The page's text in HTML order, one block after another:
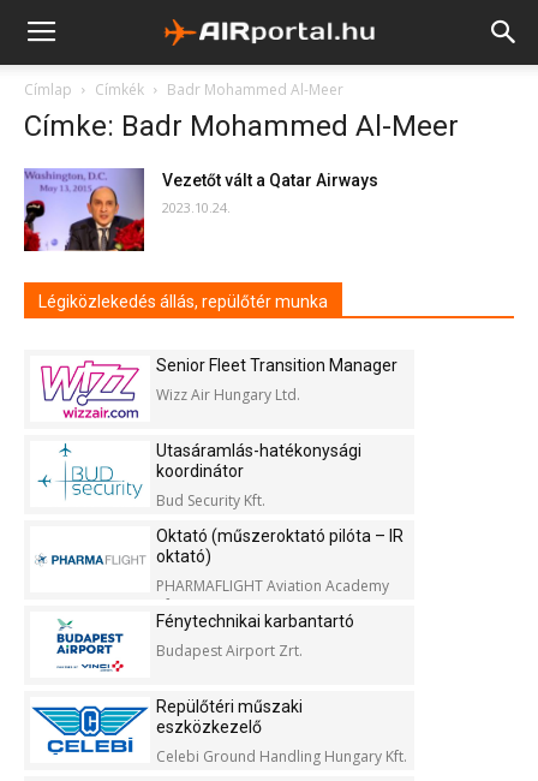
Címlap Címkék Badr Mohammed Al-Meer
Címke: Badr Mohammed Al-Meer
Vezetőt vált a Qatar Airways
2023.10.24.
Légiközlekedés állás, repülőtér munka
Senior Fleet Transition Manager
Wizz Air Hungary Ltd.
Utasáramlás-hatékonysági
koordinátor
Bud Security Kft.
Oktató (műszeroktató pilóta – IR
oktató)
PHARMAFLIGHT Aviation Academy
Kft.
Fénytechnikai karbantartó
Budapest Airport Zrt.
Repülőtéri műszaki
eszközkezelő
Celebi Ground Handling Hungary Kft.